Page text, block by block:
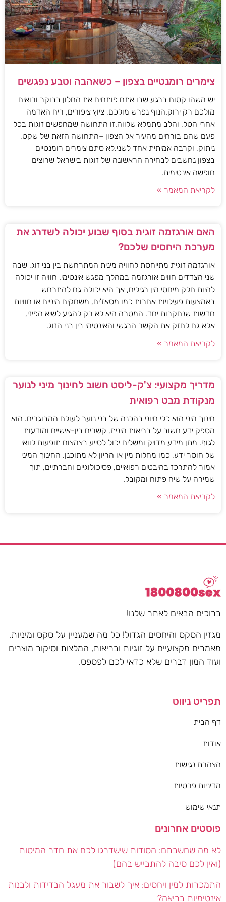
צימרים רומנטיים בצפון – כשאהבה וטבע נפגשים
יש משהו קסום ברגע שבו אתם פותחים את החלון בבוקר ורואים
מולכם רק ירוק.הנוף נפרש מולכם, ציוץ ציפורים, ריח האדמה
אחרי הטל, והלב מתמלא שלווה.זו התחושה שמחפשים זוגות בכל
פעם שהם בורחים מהעיר אל הצפון –התחושה הזאת של שקט,
ניתוק, וקרבה אמיתית אחד לשני.לא סתם צימרים רומנטיים
בצפון נחשבים לבחירה הראשונה של זוגות בישראל שרוצים
חופשה אינטימית.
לקריאת המאמר »
האם אורגזמה זוגית בסוף שבוע יכולה לשדרג את
מערכת היחסים שלכם?
אורגזמה זוגית מתייחסת לחוויה מינית המתרחשת בין בני זוג, שבה
שני הצדדים חווים אורגזמה במהלך מפגש אינטימי. חוויה זו יכולה
להיות חלק מיחסי מין רגילים, אך היא יכולה גם להתרחש
באמצעות פעילויות אחרות כמו מסאז'ים, משחקים מיניים או חוויות
חדשות שנחקרות יחד. המטרה היא לא רק להגיע לשיא הפיזי,
אלא גם לחזק את הקשר הרגשי והאינטימי בין בני הזוג.
לקריאת המאמר »
מדריך מקצועי: צ'ק-ליסט חשוב לחינוך מיני לנוער
מנקודת מבט רפואית
חינוך מיני הוא כלי חיוני בהכנה של בני נוער לעולם המבוגרים. הוא
מספק ידע חשוב על בריאות מינית, קשרים בין-אישיים ומודעות
לגוף. מתן מידע מדויק ומשלים יכול לסייע בצמצום תופעות לוואי
של חוסר ידע, כמו מחלות מין או הריון לא מתוכנן. החינוך המיני
אמור להתרכז בהיבטים רפואיים, פסיכולוגיים וחברתיים, תוך
שמירה על שיח פתוח ומקובל.
לקריאת המאמר »
ברוכים הבאים לאתר שלנו!
מגזין הסקס והיחסים הגדול! כל מה שמעניין על סקס ומיניות,
מאמרים מקצועיים על זוגיות ובריאות, המלצות וסיקור מוצרים
ועוד המון דברים שלא כדאי לכם לפספס.
תפריט ניווט
דף הבית
אודות
הצהרת נגישות
מדיניות פרטיות
תנאי שימוש
פוסטים אחרונים
לא מה שחשבתם: הסודות שישדרגו לכם את חדר המיטות
(ואין לכם סיבה להתבייש בהם)
התמכרות למין ויחסים: איך לשבור את מעגל הבדידות ולבנות
אינטימיות בריאה?